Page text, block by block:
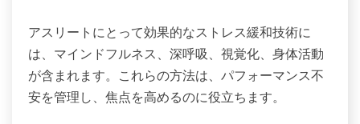
アスリートにとって効果的なストレス緩和技術に
は、マインドフルネス、深呼吸、視覚化、身体活動
が含まれます。これらの方法は、パフォーマンス不
安を管理し、焦点を高めるのに役立ちます。